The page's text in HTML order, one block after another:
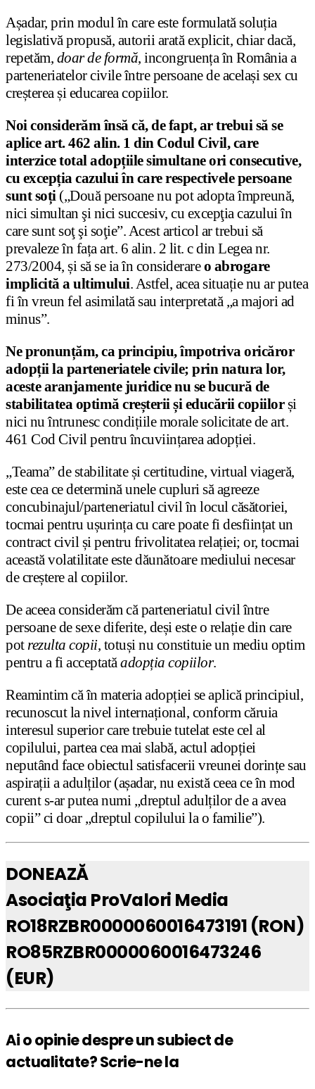
Așadar, prin modul în care este formulată soluția
legislativă propusă, autorii arată explicit, chiar dacă,
repetăm, doar de formă, incongruența în România a
parteneriatelor civile între persoane de același sex cu
creșterea și educarea copiilor.
Noi considerăm însă că, de fapt, ar trebui să se
aplice art. 462 alin. 1 din Codul Civil, care
interzice total adopțiile simultane ori consecutive,
cu excepția cazului în care respectivele persoane
sunt soți(„Două persoane nu pot adopta împreună,
nici simultan şi nici succesiv, cu excepţia cazului în
care sunt soţ şi soţie”. Acest articol ar trebui să
prevaleze în fața art. 6 alin. 2 lit. c din Legea nr.
273/2004, și să se ia în considerareo abrogare
implicită a ultimului. Astfel, acea situație nu ar putea
fi în vreun fel asimilată sau interpretată „a majori ad
minus”.
Ne pronunțăm, ca principiu, împotriva oricăror
adopții la parteneriatele civile; prin natura lor,
aceste aranjamente juridice nu se bucură de
stabilitatea optimă creșterii și educării copiilorși
nici nu întrunesc condițiile morale solicitate de art.
461 Cod Civil pentru încuviințarea adopției.
„Teama” de stabilitate și certitudine, virtual viageră,
este cea ce determină unele cupluri să agreeze
concubinajul/parteneriatul civil în locul căsătoriei,
tocmai pentru ușurința cu care poate fi desființat un
contract civil și pentru frivolitatea relației; or, tocmai
această volatilitate este dăunătoare mediului necesar
de creștere al copiilor.
De aceea considerăm că parteneriatul civil între
persoane de sexe diferite, deși este o relație din care
pot rezulta copii, totuși nu constituie un mediu optim
pentru a fi acceptatăadopția copiilor.
Reamintim că în materia adopției se aplică principiul,
recunoscut la nivel internațional, conform căruia
interesul superior care trebuie tutelat este cel al
copilului, partea cea mai slabă, actul adopției
neputând face obiectul satisfacerii vreunei dorințe sau
aspirații a adulților (așadar, nu există ceea ce în mod
curent s-ar putea numi „dreptul adulților de a avea
copii” ci doar „dreptul copilului la o familie”).
DONEAZĂ
Asociaţia ProValori Media
RO18RZBR0000060016473191 (RON)
RO85RZBR0000060016473246
(EUR)
Ai o opinie despre un subiect de
actualitate? Scrie-ne la